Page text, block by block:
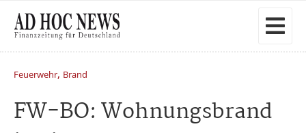
Feuerwehr, Brand
FW-BO: Wohnungsbrand